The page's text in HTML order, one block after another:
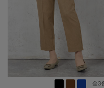
全3